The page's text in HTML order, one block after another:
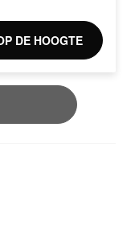
DE HOOGTE